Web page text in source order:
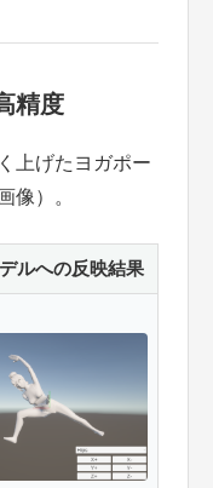
精度
上げたヨガポー
像）。
ルへの反映結果